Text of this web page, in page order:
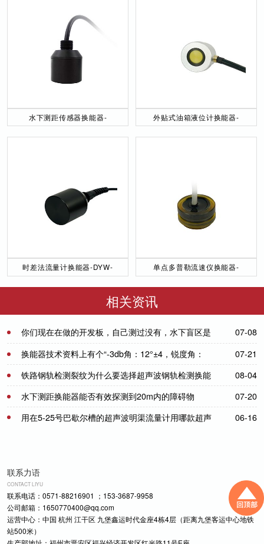
水下测距传感器换能器-
外贴式油箱液位计换能器-
时差法流量计换能器-DYW-
单点多普勒流速仪换能器-
相关资讯
你们现在在做的开发板，自己测过没有，水下盲区是
多少，测量距离是多少？
07-08
换能器技术资料上有个“-3db角：12°±4，锐度角：
17°±4”代表啥意思。
07-21
铁路钢轨检测裂纹为什么要选择超声波钢轨检测换能
器-[力语超声]
08-04
水下测距换能器能否有效探测到20m内的障碍物
07-20
用在5-25号巴歇尔槽的超声波明渠流量计用哪款超声
06-16
联系力语
CONTACT LIYU
联系电话：0571-88216901 ；153-3687-9958
公司邮箱：1650770400@qq.com
运营中心：中国 杭州 江干区 九堡鑫运时代金座4栋4层（距离九堡客运中心地铁
站500米）